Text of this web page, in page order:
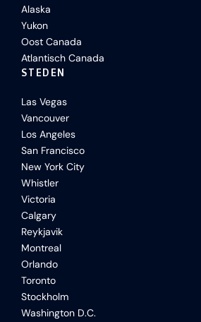
Alaska
Yukon
Oost Canada
Atlantisch Canada
STEDEN
Las Vegas
Vancouver
Los Angeles
San Francisco
New York City
Whistler
Victoria
Calgary
Reykjavik
Montreal
Orlando
Toronto
Stockholm
Washington D.C.